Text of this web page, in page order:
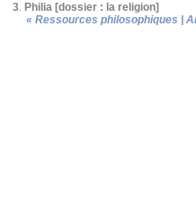
3. Philia [dossier : la religion]
« Ressources philosophiques |